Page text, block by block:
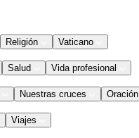
Religión Vaticano
Salud Vida profesional
Nuestras cruces Oración
Viajes